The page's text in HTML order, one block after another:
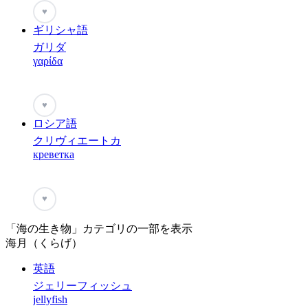
♥
ギリシャ語
ガリダ
γαρίδα
♥
ロシア語
クリヴィエートカ
креветка
♥
「海の生き物」カテゴリの一部を表示
海月（くらげ）
英語
ジェリーフィッシュ
jellyfish